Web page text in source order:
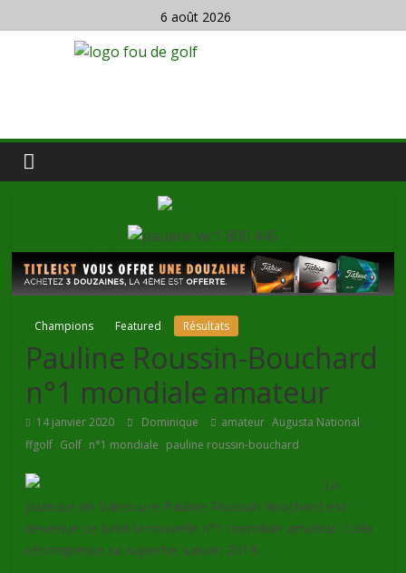
6 août 2026
Champions Featured Résultats
Pauline Roussin-Bouchard
n°1 mondiale amateur
14 janvier 2020 Dominique amateur,Augusta National,
ffgolf, Golf, n°1 mondiale, pauline roussin-bouchard
La
joueuse de Valescure Pauline Roussin Bouchard est
devenue ce lundi la nouvelle n°1 mondiale amateur. Cela
récompense sa superbe saison 2019.